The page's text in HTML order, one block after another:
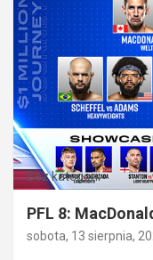
Bez kategorii
PFL 8:
sobota, 13 sierpnia,